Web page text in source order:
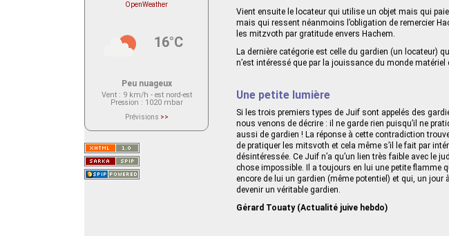
Vient ensuite le locateur qui utilise un objet mais qui
mais qui ressent néanmoins l’obligation de remercier
les mitzvoth par gratitude envers Hachem.
La dernière catégorie est celle du gardien (un locateur)
n’est intéressé que par la jouissance du monde
Une petite lumière
Si les trois premiers types de Juif sont appelés des
nous venons de décrire : il ne garde rien puisqu’il ne
aussi de gardien ! La réponse à cette contradiction
de pratiquer les mitsvoth et cela même s’il le fait par
désintéressée. Ce Juif n’a qu’un lien très faible avec le
chose impossible. Il a toujours en lui une petite flamme
encore de lui un gardien (même potentiel) et qui, un jour
devenir un véritable gardien.
Gérard Touaty (Actualité juive hebdo)
OpenWeather
16°C
Peu nuageux
Vent: 9 km/h - est nord-est
Pression : 1020 mbar
Prévisions >>
actuellement aucune prévision
Saint-Nom.
Veuillez consulter le message du
service ci-dessous.
(401 - Invalid API key. Please see
https://openweathermap.org/faq#error401